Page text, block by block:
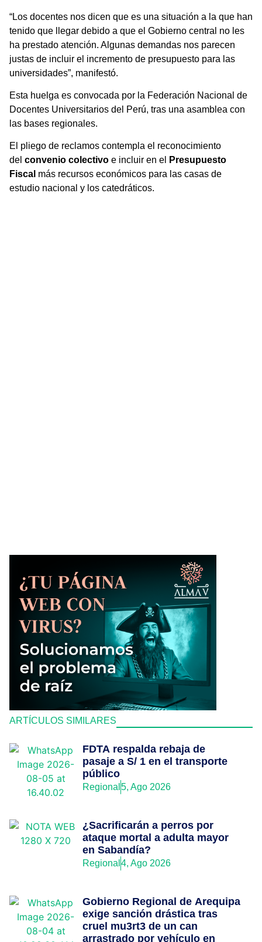
ARTÍCULOS SIMILARES
FDTA respalda rebaja de
pasaje a S/ 1 en el transporte
público
Regional 5, Ago 2026
¿Sacrificarán a perros por
ataque mortal a adulta mayor
en Sabandía?
Regional 4, Ago 2026
Gobierno Regional de Arequipa
exige sanción drástica tras
cruel mu3rt3 de un can
arrastrado por vehículo en
“Los docentes nos dicen que es una situación a la que han
tenido que llegar debido a que el Gobierno central no les
ha prestado atención. Algunas demandas nos parecen
justas de incluir el incremento de presupuesto para las
universidades”, manifestó.
Esta huelga es convocada por la Federación Nacional de
Docentes Universitarios del Perú, tras una asamblea con
las bases regionales.
El pliego de reclamos contempla el reconocimiento
del convenio colectivo e incluir en el
Presupuesto
Fiscal más recursos económicos para las casas de
estudio nacional y los catedráticos.